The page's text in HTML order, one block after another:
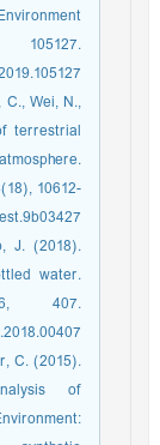
C., Wei, N.,
terrestrial
10612-
J. (2018).
water.
407.
C. (2015).
of